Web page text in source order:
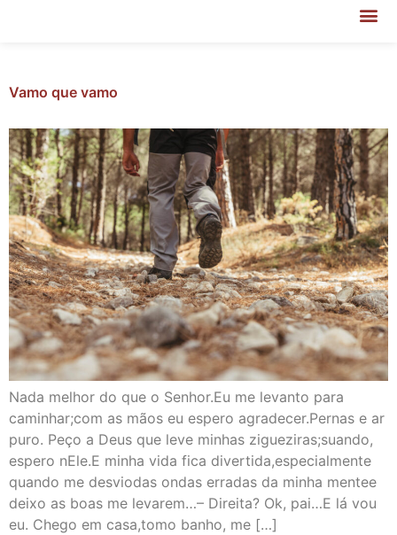
Vamo que vamo
Nada melhor do que o Senhor.Eu me levanto para
caminhar;com as mãos eu espero agradecer.Pernas e ar
puro. Peço a Deus que leve minhas zigueziras;suando,
espero nEle.E minha vida fica divertida,especialmente
quando me desviodas ondas erradas da minha mentee
deixo as boas me levarem…– Direita? Ok, pai…E lá vou
eu. Chego em casa,tomo banho, me […]